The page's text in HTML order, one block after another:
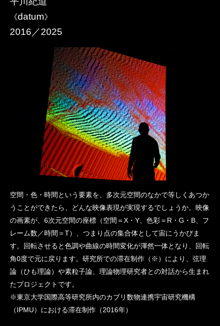
《​datum》​
2016／2025
空間・色・時間という要素を、多次元空間のなかで等しくあつか
うことができたら、どんな映像表現が実現するでしょうか。映像
の画素が、6次元空間の座標（空間＝X・Y、色彩＝R・G・B、フ
レーム数／時間＝T）、つまり点の集合体として宙にうかびま
す。回転させると色調や曲線の時間変化が渾然一体となり、回転
角0度で元に戻ります。研究所での滞在制作（※）により、弦理
論（ひも理論）や素粒子論、理論物理研究者との対話から生まれ
たプロジェクトです。
※東京大学国際高等研究所内のカブリ数物連携宇宙研究機構
（IPMU）における滞在制作（2016年）